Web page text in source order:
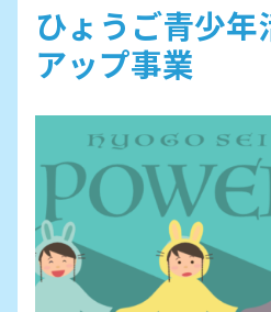
ひょうご青少年
アップ事業